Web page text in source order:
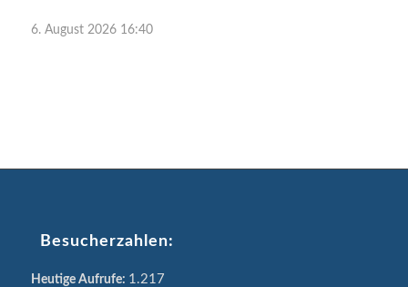
6. August 2026 16:40
Besucherzahlen:
Heutige Aufrufe: 1.217